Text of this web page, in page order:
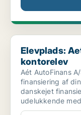
Elevplads: Aet
Elevplads:
kontorelev
Aét AutoFinans
finansiering af
danskejet
udelukkende